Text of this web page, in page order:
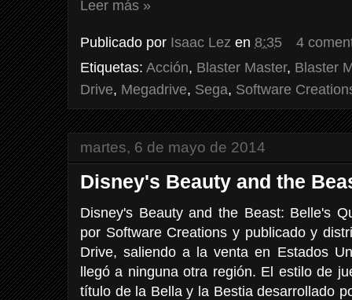
Leer más »
Publicado por Isaac Lez en 8:35
4
Etiquetas: Acción, Blaster Master, Blaster
Drive, Megadrive, Sega, Software
martes, 6 de mayo de 2014
Disney's Beauty and the
Disney's Beauty and the Beast: Belle's
por Software Creations y publicado y
Drive, saliendo a la venta en Estados
llegó a ninguna otra región. El estilo de
título de la Bella y la Bestia desarrollado